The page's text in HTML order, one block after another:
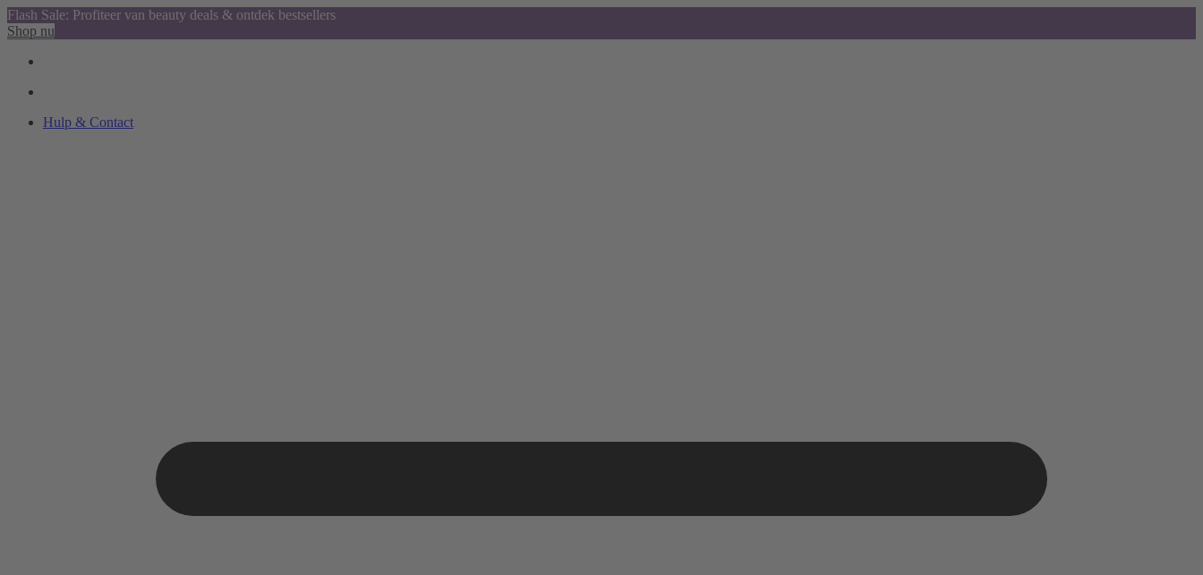
Flash Sale: Profiteer van beauty deals & ontdek bestsellers
Shop nu
Hulp & Contact